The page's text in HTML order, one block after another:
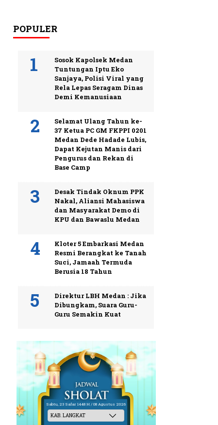
POPULER
Sosok Kapolsek Medan
Tuntungan Iptu Eko
Sanjaya, Polisi Viral yang
Rela Lepas Seragam Dinas
Demi Kemanusiaan
Selamat Ulang Tahun ke-
37 Ketua PC GM FKPPI 0201
Medan Dede Hadade Lubis,
Dapat Kejutan Manis dari
Pengurus dan Rekan di
Base Camp
Desak Tindak Oknum PPK
Nakal, Aliansi Mahasiswa
dan Masyarakat Demo di
KPU dan Bawaslu Medan
Kloter 5 Embarkasi Medan
Resmi Berangkat ke Tanah
Suci, Jamaah Termuda
Berusia 18 Tahun
Direktur LBH Medan : Jika
Dibungkam, Suara Guru-
Guru Semakin Kuat
Sabtu, 23 Safar 1448 H / 08 Agustus 2026